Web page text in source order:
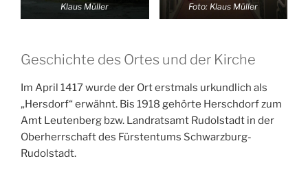
Klaus Müller
Foto: Klaus Müller
Geschichte des Ortes und der Kirche
Im April 1417 wurde der Ort erstmals urkundlich als
„Hersdorf“ erwähnt. Bis 1918 gehörte Herschdorf zum
Amt Leutenberg bzw. Landratsamt Rudolstadt in der
Oberherrschaft des Fürstentums Schwarzburg-
Rudolstadt.